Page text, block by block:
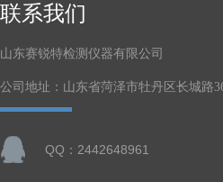
联系我们
山东赛锐特检测仪器有限公司
公司地址：山东省菏泽市牡丹区长城路
QQ：2442648961